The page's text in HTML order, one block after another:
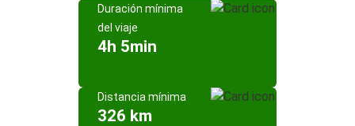
Duración mínima
del viaje
4h 5min
Distancia mínima
326 km